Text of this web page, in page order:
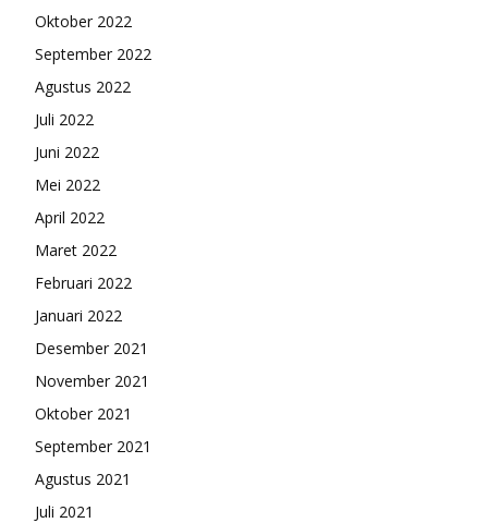
Oktober 2022
September 2022
Agustus 2022
Juli 2022
Juni 2022
Mei 2022
April 2022
Maret 2022
Februari 2022
Januari 2022
Desember 2021
November 2021
Oktober 2021
September 2021
Agustus 2021
Juli 2021